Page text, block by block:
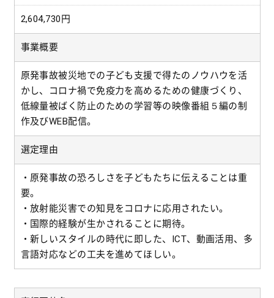
2,604,730円
事業概要
原発事故被災地での子ども支援で得たのノウハウを活
かし、コロナ禍で免疫力を高めるための健康づくり、
低線量被ばく防止のための学習等の映像番組５編の制
作及びWEB配信。
選定理由
・原発事故の恐ろしさを子どもたちに伝えることは重
要。
・放射能災害での知見をコロナに応用されたい。
・国際的経験が生かされることに期待。
・新しいスタイルの時代に即した、ICT、動画活用、多
言語対応などの工夫を進めてほしい。